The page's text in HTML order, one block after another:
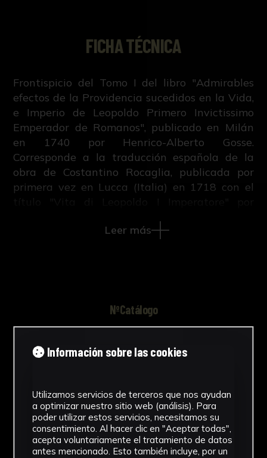
FICHA TÉCNICA
Frontispicio del Tomo I del libro "Admirables
efectos de la Providencia sucedidos en la Vida,
e Imperio de Leopoldo Primero Invictissimo
Emperador de Romanos", publicado en Milán
en 1740 por Henrico-Alberto Gosse.
Corresponde a la traducción española de la
obra de Costantino Rocaglia, publicada por
primera vez en Lucca (Italia) en 1718 con el
Leer más
NºCatálogo
Autor/es
Tipología
Grabados
Cronología
Información sobre las cookies
Utilizamos servicios de terceros que nos ayudan
a optimizar nuestro sitio web (análisis). Para
poder utilizar estos servicios, necesitamos su
consentimiento. Al hacer clic en "Aceptar todas",
acepta voluntariamente el tratamiento de datos
antes mencionado. Esto también incluye, por un